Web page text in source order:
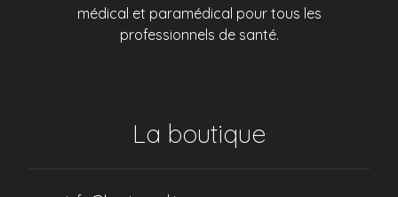
médical et paramédical pour tous les
professionnels de santé.
La boutique